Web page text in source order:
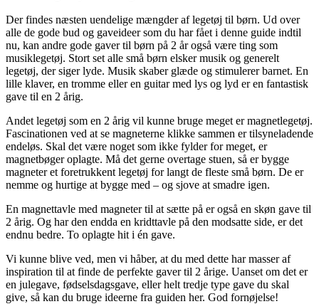
Der findes næsten uendelige mængder af legetøj til børn. Ud over
alle de gode bud og gaveideer som du har fået i denne guide indtil
nu, kan andre gode gaver til børn på 2 år også være ting som
musiklegetøj. Stort set alle små børn elsker musik og generelt
legetøj, der siger lyde. Musik skaber glæde og stimulerer barnet. En
lille klaver, en tromme eller en guitar med lys og lyd er en fantastisk
gave til en 2 årig.
Andet legetøj som en 2 årig vil kunne bruge meget er magnetlegetøj.
Fascinationen ved at se magneterne klikke sammen er tilsyneladende
endeløs. Skal det være noget som ikke fylder for meget, er
magnetbøger oplagte. Må det gerne overtage stuen, så er bygge
magneter et foretrukkent legetøj for langt de fleste små børn. De er
nemme og hurtige at bygge med – og sjove at smadre igen.
En magnettavle med magneter til at sætte på er også en skøn gave til
2 årig. Og har den endda en kridttavle på den modsatte side, er det
endnu bedre. To oplagte hit i én gave.
Vi kunne blive ved, men vi håber, at du med dette har masser af
inspiration til at finde de perfekte gaver til 2 årige. Uanset om det er
en julegave, fødselsdagsgave, eller helt tredje type gave du skal
give, så kan du bruge ideerne fra guiden her. God fornøjelse!